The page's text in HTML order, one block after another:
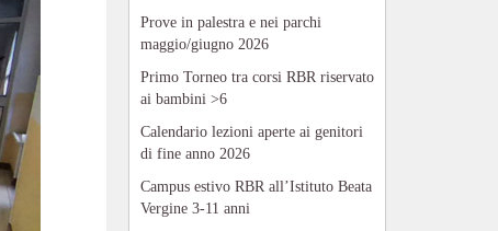
Prove in palestra e nei parchi
maggio/giugno 2026
Primo Torneo tra corsi RBR riservato
ai bambini >6
Calendario lezioni aperte ai genitori
di fine anno 2026
Campus estivo RBR all’Istituto Beata
Vergine 3-11 anni